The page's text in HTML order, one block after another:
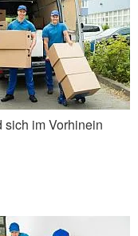
sich im Vorhinein